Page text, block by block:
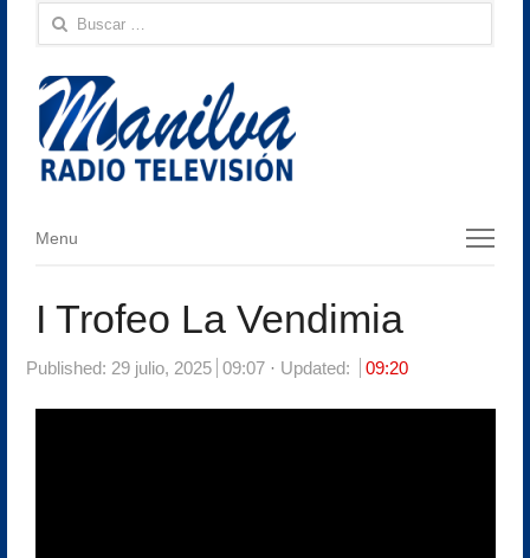
Buscar:
Menu
Menu
I Trofeo La Vendimia
Published: 29 julio, 2025 09:07 Updated: 09:20